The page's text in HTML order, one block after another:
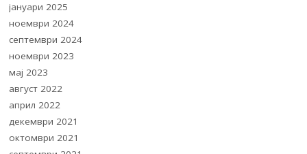
јануари 2025
ноември 2024
септември 2024
ноември 2023
мај 2023
август 2022
април 2022
декември 2021
октомври 2021